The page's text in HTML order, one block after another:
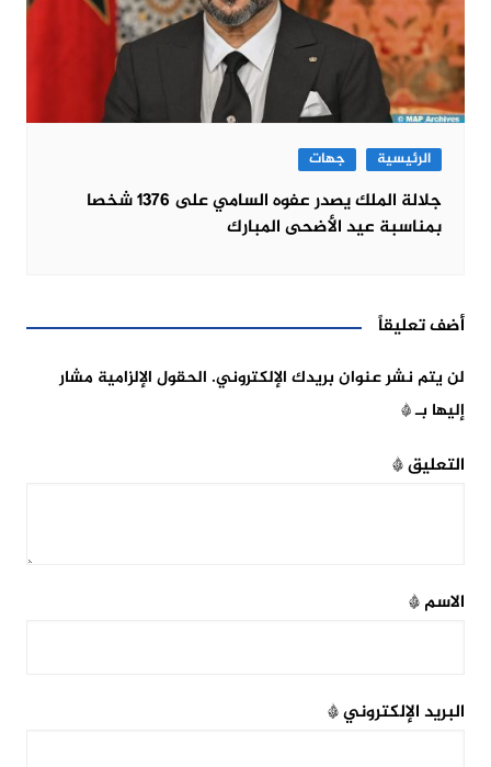
الرئيسية جهات
جلالة الملك يصدر عفوه السامي على 1376 شخصا
بمناسبة عيد الأضحى المبارك
أضف تعليقاً
لن يتم نشر عنوان بريدك الإلكتروني. الحقول الإلزامية مشار
إليها بـ*
التعليق*
الاسم*
البريد الإلكتروني*